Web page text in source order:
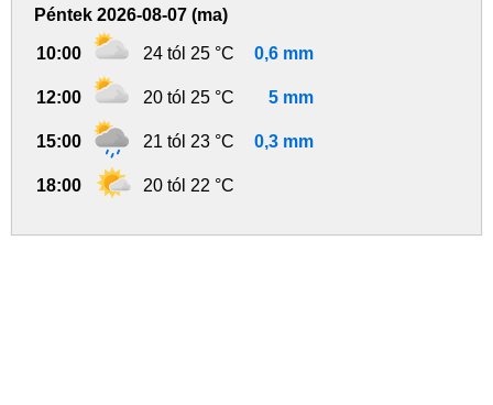
Péntek 2026-08-07 (ma)
10:00 24 tól 25 °C 0,6 mm
12:00 20 tól 25 °C 5 mm
15:00 21 tól 23 °C 0,3 mm
18:00 20 tól 22 °C